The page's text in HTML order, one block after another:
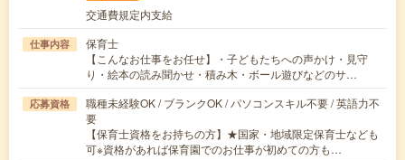
交通費規定内支給
仕事内容
保育士
【こんなお仕事をお任せ】・子どもたちへの声かけ・見守
り・絵本の読み聞かせ・積み木・ボール遊びなどのサ…
応募資格
職種未経験OK / ブランクOK / パソコンスキル不要 / 英語力不
要
【保育士資格をお持ちの方】★国家・地域限定保育士なども
可※資格があれば保育園でのお仕事が初めての方も…